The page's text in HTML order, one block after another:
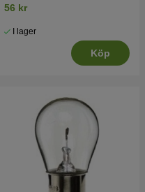
56 kr
I lager
Köp